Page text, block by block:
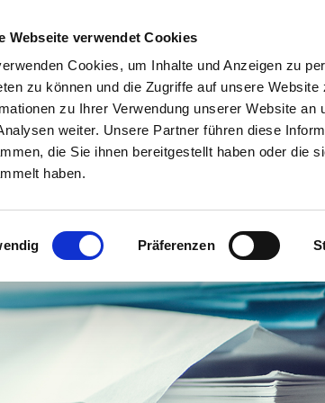
Webseite verwendet Cookies
Cookies, um Inhalte und Anzeigen zu
zu können und die Zugriffe auf unsere
zu Ihrer Verwendung unserer Website
weiter. Unsere Partner führen diese
die Sie ihnen bereitgestellt haben oder die
haben.
Präferenzen
BROSIN